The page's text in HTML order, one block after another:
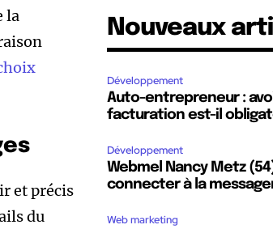
la
et précis
du
Nouveaux
Développement
Auto-entrepreneur :
facturation est-il
Développement
Webmel Nancy Metz
connecter à la
Web marketing